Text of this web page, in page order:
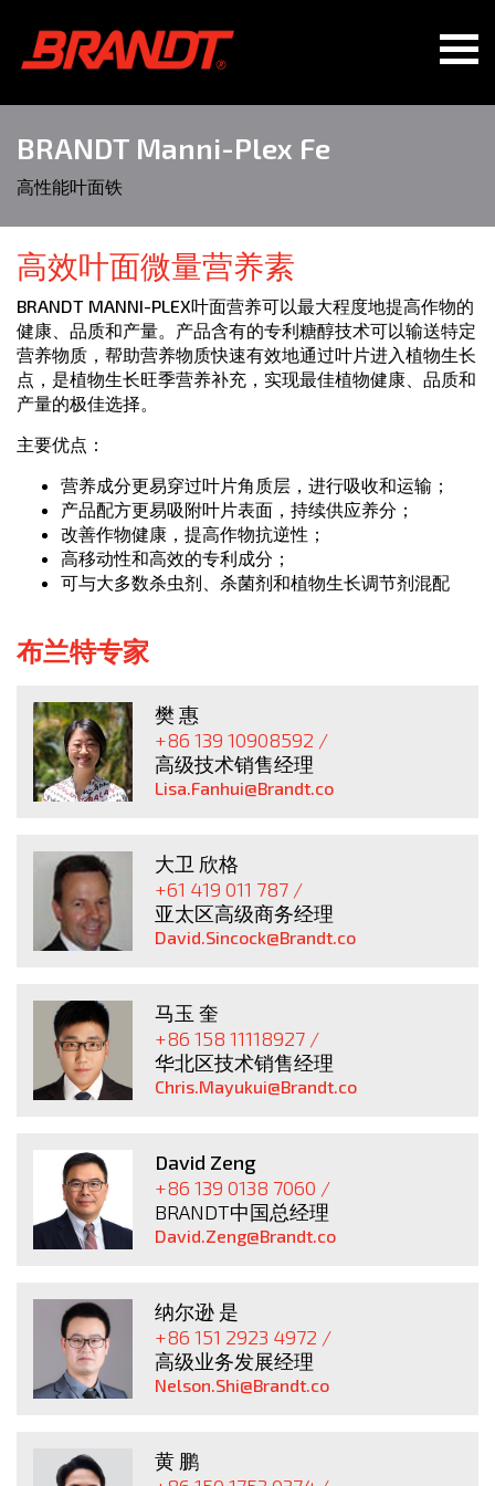
BRANDT Manni-Plex Fe
高性能叶面铁
高效叶面微量营养素
BRANDT MANNI-PLEX叶面营养可以最大程度地提高作物的
健康、品质和产量。产品含有的专利糖醇技术可以输送特定
营养物质，帮助营养物质快速有效地通过叶片进入植物生长
点，是植物生长旺季营养补充，实现最佳植物健康、品质和
产量的极佳选择。
主要优点：
营养成分更易穿过叶片角质层，进行吸收和运输；
产品配方更易吸附叶片表面，持续供应养分；
改善作物健康，提高作物抗逆性；
高移动性和高效的专利成分；
可与大多数杀虫剂、杀菌剂和植物生长调节剂混配
布兰特专家
樊 惠
+86 139 10908592 /
高级技术销售经理
Lisa.Fanhui@Brandt.co
大卫 欣格
+61 419 011 787 /
亚太区高级商务经理
David.Sincock@Brandt.co
马玉 奎
+86 158 11118927 /
华北区技术销售经理
Chris.Mayukui@Brandt.co
David Zeng
+86 139 0138 7060 /
BRANDT中国总经理
David.Zeng@Brandt.co
纳尔逊 是
+86 151 2923 4972 /
高级业务发展经理
Nelson.Shi@Brandt.co
黄 鹏